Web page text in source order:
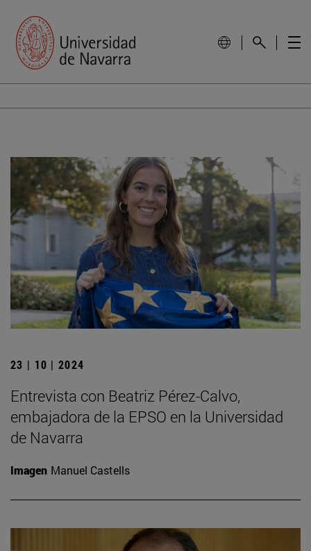
23 | 10 | 2024
Entrevista con Beatriz Pérez-Calvo,
embajadora de la EPSO en la Universidad
de Navarra
Imagen Manuel Castells